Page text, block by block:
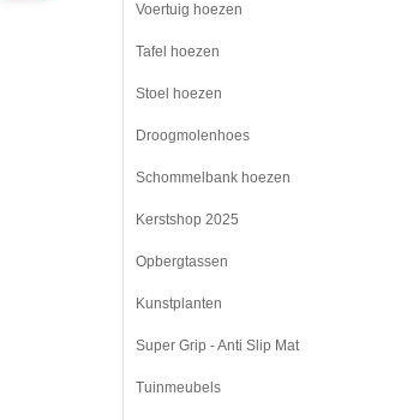
Voertuig hoezen
Tafel hoezen
Stoel hoezen
Droogmolenhoes
Schommelbank hoezen
Kerstshop 2025
Opbergtassen
Kunstplanten
Super Grip - Anti Slip Mat
Tuinmeubels